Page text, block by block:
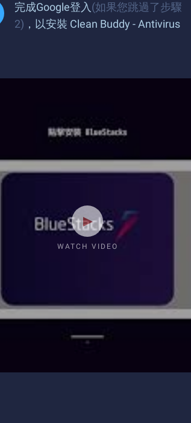
完成Google登入 (如果您跳過了步驟
2) ，以安裝 Clean Buddy - Antivirus
WATCH VIDEO